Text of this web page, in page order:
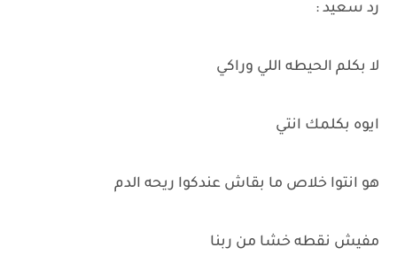
رد سعيد :
لا بكلم الحيطه اللي وراكي
ايوه بكلمك انتي
هو انتوا خلاص ما بقاش عندكوا ريحه الدم
مفيش نقطه خشا من ربنا